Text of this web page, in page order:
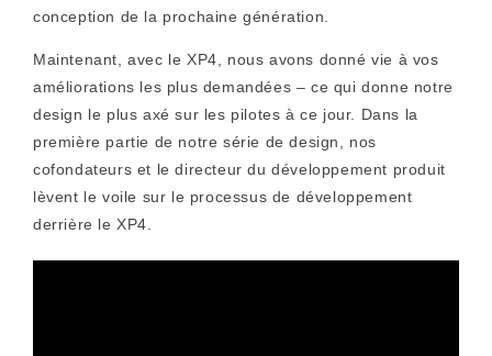
conception de la prochaine génération.
Maintenant, avec le XP4, nous avons donné vie à vos
améliorations les plus demandées – ce qui donne notre
design le plus axé sur les pilotes à ce jour. Dans la
première partie de notre série de design, nos
cofondateurs et le directeur du développement produit
lèvent le voile sur le processus de développement
derrière le XP4.